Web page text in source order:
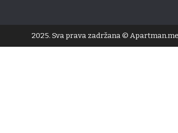
2025. Sva prava zadržana © Apartman.me